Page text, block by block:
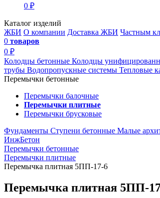
0 ₽
Каталог изделий
ЖБИ О компании Доставка ЖБИ Частным
0 товаров
0 ₽
Колодцы бетонные Колодцы
трубы Водопропускные системы Тепловые
Перемычки бетонные
Перемычки балочные
Перемычки плитные
Перемычки брусковые
Фундаменты Ступени бетонные Малые
ИнжБетон
Перемычки бетонные
Перемычки плитные
Перемычка плитная 5ПП-17-6
Перемычка плитная 5ПП-